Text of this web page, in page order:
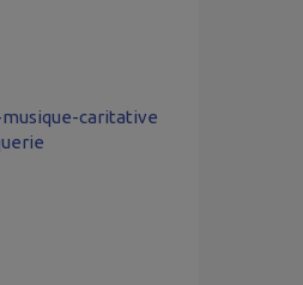
caritative